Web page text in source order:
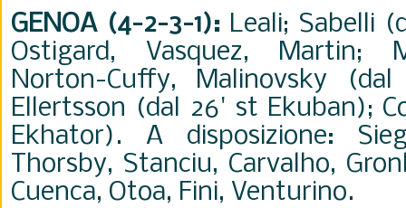
GENOA (4-2-3-1): Leali; Sabelli
Ostigard, Vasquez, Martin;
Norton-Cuffy, Malinovsky
Ellertsson (dal 26' st Ekuban);
Ekhator). A disposizione:
Thorsby, Stanciu, Carvalho,
Cuenca, Otoa, Fini, Venturino.